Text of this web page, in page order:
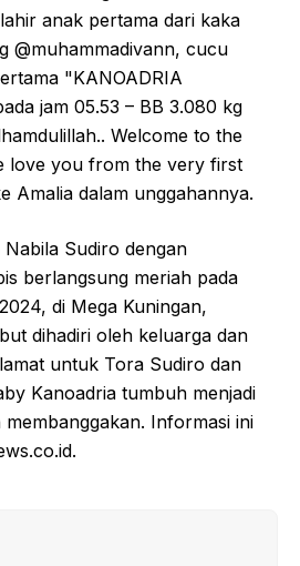
anak pertama dari kaka
@muhammadivann, cucu
"KANOADRIA
jam 05.53 – BB 3.080 kg
Welcome to the
love you from the very first
Amalia dalam unggahannya.
Sudiro dengan
berlangsung meriah pada
di Mega Kuningan,
dihadiri oleh keluarga dan
untuk Tora Sudiro dan
Kanoadria tumbuh menjadi
Informasi ini